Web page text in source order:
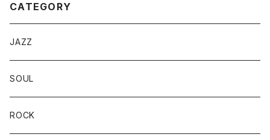
CATEGORY
JAZZ
SOUL
ROCK